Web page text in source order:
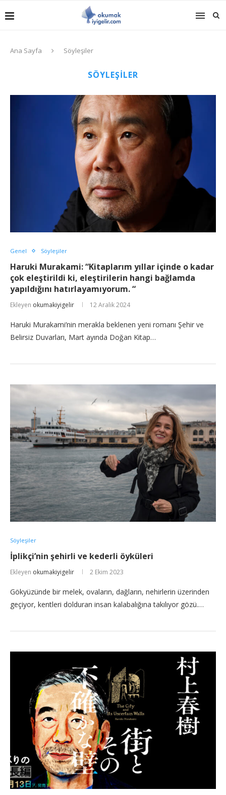
Ana Sayfa Söyleşiler
SÖYLEŞILER
Genel Söyleşiler
Haruki Murakami: “Kitaplarım yıllar içinde o kadar
çok eleştirildi ki, eleştirilerin hangi bağlamda
yapıldığını hatırlayamıyorum. “
Ekleyen okumakiyigelir 12 Aralık 2024
Haruki Murakami’nin merakla beklenen yeni romanı Şehir ve
Belirsiz Duvarları, Mart ayında Doğan Kitap…
Söyleşiler
İplikçi’nin şehirli ve kederli öyküleri
Ekleyen okumakiyigelir 2 Ekim 2023
Gökyüzünde bir melek, ovaların, dağların, nehirlerin üzerinden
geçiyor, kentleri dolduran insan kalabalığına takılıyor gözü.…